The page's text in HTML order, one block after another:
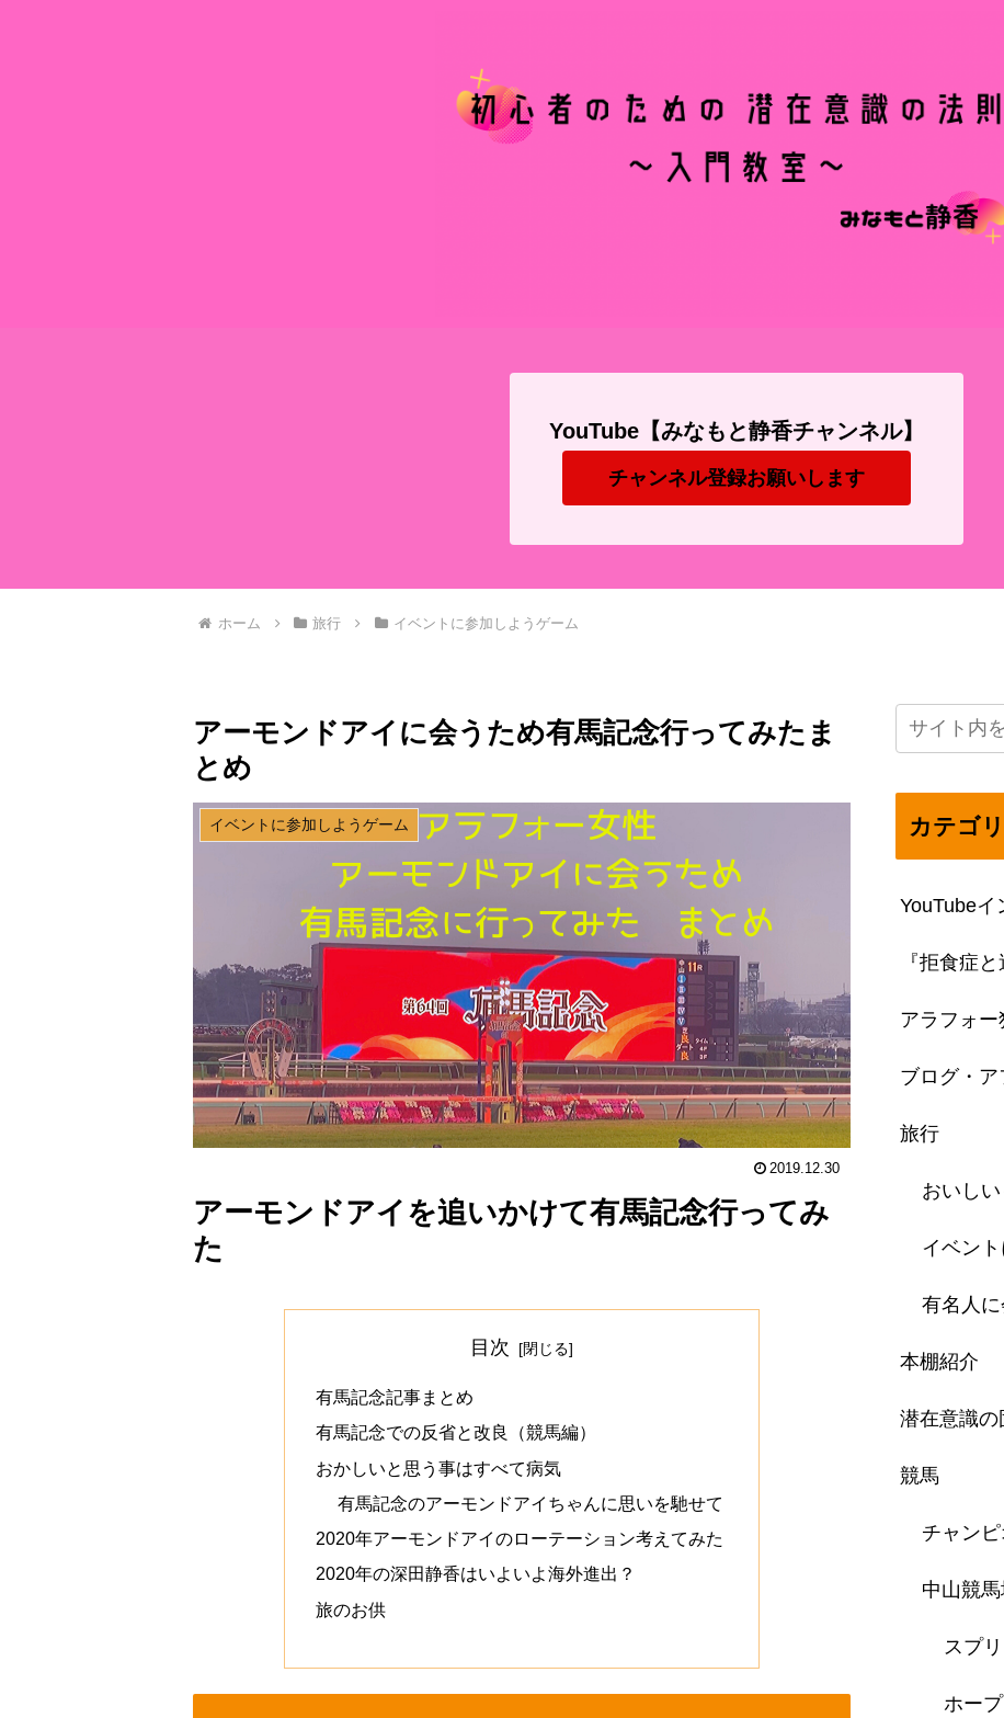
YouTube【みなもと静香チャンネル】
チャンネル登録お願いします
ホーム 旅行 イベントに参加しようゲーム
アーモンドアイに会うため有馬記念行ってみたま
とめ
イベントに参加しようゲーム
2019.12.30
アーモンドアイを追いかけて有馬記念行ってみ
た
目次
有馬記念記事まとめ
有馬記念での反省と改良（競馬編）
おかしいと思う事はすべて病気
有馬記念のアーモンドアイちゃんに思いを馳せて
2020年アーモンドアイのローテーション考えてみた
2020年の深田静香はいよいよ海外進出？
旅のお供
カテゴ
YouTubeイ
『拒食症
アラフォー
ブログ・ア
旅行
おいし
イベン
有名人
本棚紹介
潜在意識の
競馬
チャン
中山競
スプ
ホー